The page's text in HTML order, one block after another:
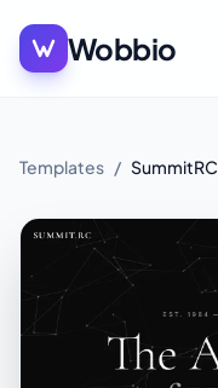
Wobbio
Templates / SummitRC